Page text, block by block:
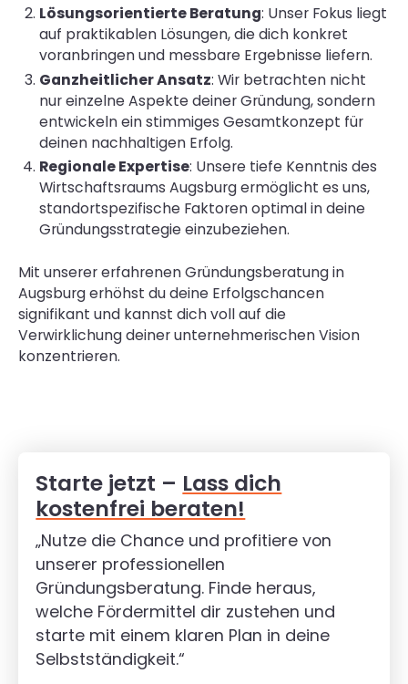
Lösungsorientierte Beratung: Unser Fokus liegt
auf praktikablen Lösungen, die dich konkret
voranbringen und messbare Ergebnisse liefern.
Ganzheitlicher Ansatz: Wir betrachten nicht
nur einzelne Aspekte deiner Gründung, sondern
entwickeln ein stimmiges Gesamtkonzept für
deinen nachhaltigen Erfolg.
Regionale Expertise: Unsere tiefe Kenntnis des
Wirtschaftsraums Augsburg ermöglicht es uns,
standortspezifische Faktoren optimal in deine
Gründungsstrategie einzubeziehen.
Mit unserer erfahrenen Gründungsberatung in
Augsburg erhöhst du deine Erfolgschancen
signifikant und kannst dich voll auf die
Verwirklichung deiner unternehmerischen Vision
konzentrieren.
Starte jetzt – Lass dich
kostenfrei beraten!
„Nutze die Chance und profitiere von
unserer professionellen
Gründungsberatung. Finde heraus,
welche Fördermittel dir zustehen und
starte mit einem klaren Plan in deine
Selbstständigkeit.“